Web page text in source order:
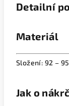
Detailní
Materiál
Složení: 92 –
Jak o